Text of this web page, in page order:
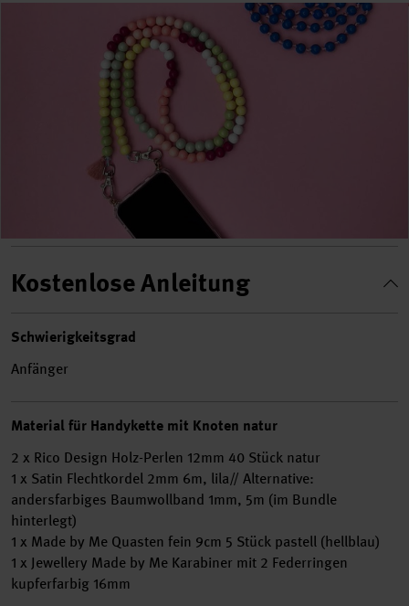
Kostenlose Anleitung
Schwierigkeitsgrad
Anfänger
Material für Handykette mit Knoten natur
2 x Rico Design Holz-Perlen 12mm 40 Stück natur
1 x Satin Flechtkordel 2mm 6m, lila// Alternative:
andersfarbiges Baumwollband 1mm, 5m (im Bundle
hinterlegt)
1 x Made by Me Quasten fein 9cm 5 Stück pastell (hellblau)
1 x Jewellery Made by Me Karabiner mit 2 Federringen
kupferfarbig 16mm